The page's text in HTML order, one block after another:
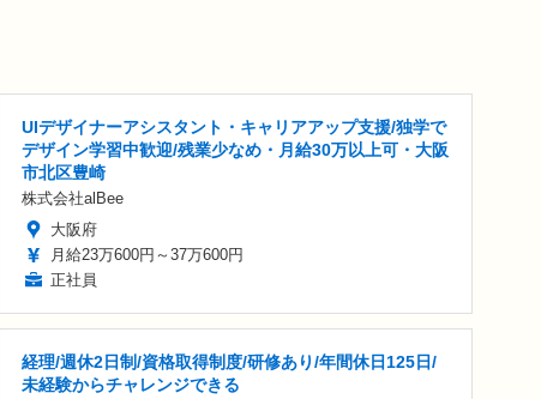
UIデザイナーアシスタント・キャリアアップ支援/独学で
デザイン学習中歓迎/残業少なめ・月給30万以上可・大阪
市北区豊崎
株式会社alBee
大阪府
月給23万600円～37万600円
正社員
経理/週休2日制/資格取得制度/研修あり/年間休日125日/
未経験からチャレンジできる